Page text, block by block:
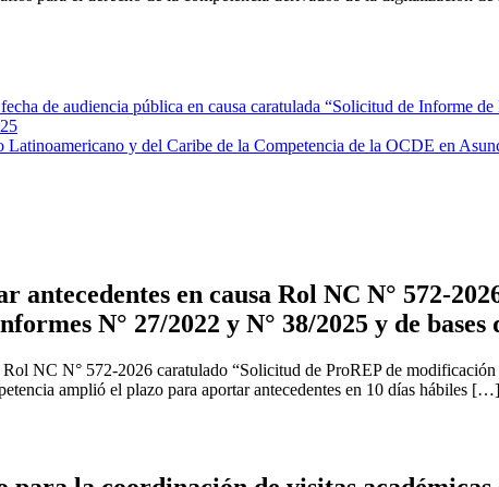
de audiencia pública en causa caratulada “Solicitud de Informe
y del Caribe de la Competencia de la OCDE en
en causa Rol NC N° 572-
N° 27/2022 y N° 38/2025 y de
NC N° 572-2026 caratulado “Solicitud de ProREP de
amplió el plazo para aportar antecedentes en 10 días hábiles […]